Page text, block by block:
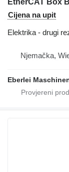
Cijena na upit
Elektrika - drugi
Njemačka,
Eberlei